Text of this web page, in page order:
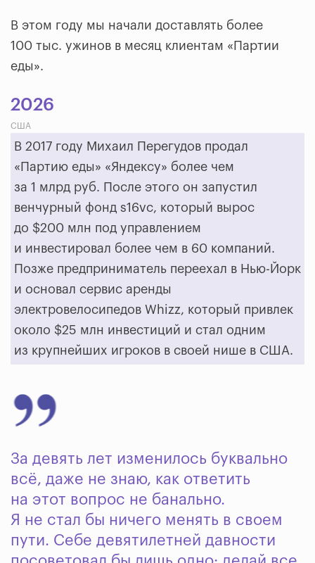
В этом году мы начали доставлять более
100 тыс. ужинов в месяц клиентам «Партии
еды».
2026
США
В 2017 году Михаил Перегудов продал
«Партию еды» «Яндексу» более чем
за 1 млрд руб. После этого он запустил
венчурный фонд s16vc, который вырос
до $200 млн под управлением
и инвестировал более чем в 60 компаний.
Позже предприниматель переехал в Нью-Йорк
и основал сервис аренды
электровелосипедов Whizz, который привлек
около $25 млн инвестиций и стал одним
из крупнейших игроков в своей нише в США.
За девять лет изменилось буквально
всё, даже не знаю, как ответить
на этот вопрос не банально.
Я не стал бы ничего менять в своем
пути. Себе девятилетней давности